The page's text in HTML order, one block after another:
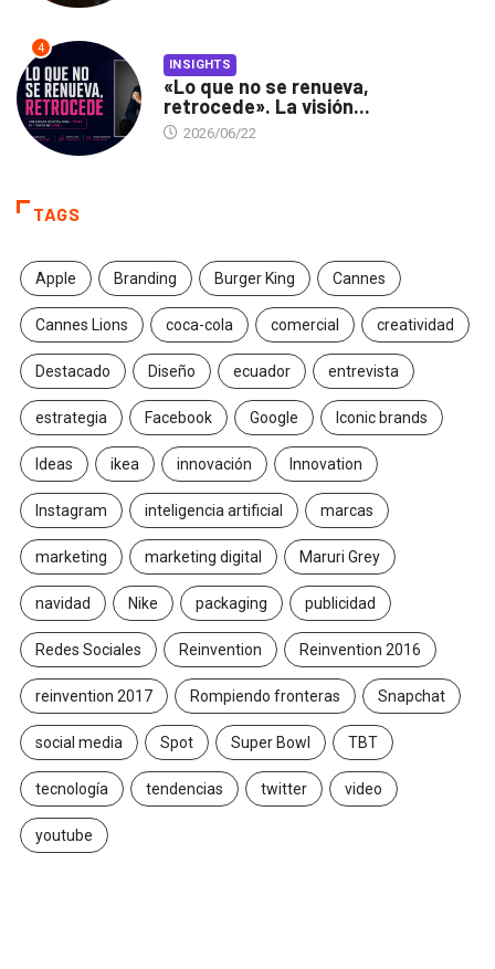
4
INSIGHTS
«Lo que no se renueva,
retrocede». La visión...
2026/06/22
TAGS
Apple Branding Burger King Cannes
Cannes Lions coca-cola comercial creatividad
Destacado Diseño ecuador entrevista
estrategia Facebook Google Iconic brands
Ideas ikea innovación Innovation
Instagram inteligencia artificial marcas
marketing marketing digital Maruri Grey
navidad Nike packaging publicidad
Redes Sociales Reinvention Reinvention 2016
reinvention 2017 Rompiendo fronteras Snapchat
social media Spot Super Bowl TBT
tecnología tendencias twitter video
youtube